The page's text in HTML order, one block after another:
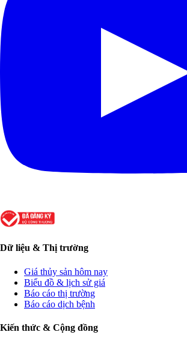
Dữ liệu & Thị trường
Giá thủy sản hôm nay
Biểu đồ & lịch sử giá
Báo cáo thị trường
Báo cáo dịch bệnh
Kiến thức & Cộng đồng